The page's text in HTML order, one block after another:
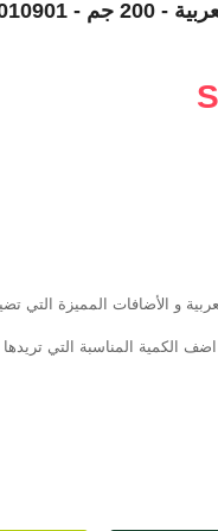
جم - 010901
و الأضافات المميزة التي
الكمية المناسبة التي تريدها